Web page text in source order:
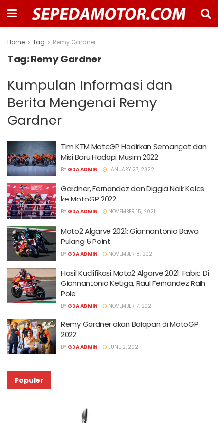
Home Tag Remy Gardner
Tag:Remy Gardner
Kumpulan Informasi dan
Berita Mengenai Remy
Gardner
Tim KTM MotoGP Hadirkan Semangat dan
Misi Baru Hadapi Musim 2022
BY GDA ADMIN JANUARY 27, 2022
Gardner, Fernandez dan Diggia Naik Kelas
ke MotoGP 2022
BY GDA ADMIN NOVEMBER 15, 2021
Moto2 Algarve 2021: Giannantonio Bawa
Pulang 5 Point
BY GDA ADMIN NOVEMBER 8, 2021
Hasil Kualifikasi Moto2 Algarve 2021: Fabio Di
Giannantonio Ketiga, Raul Fernandez Raih
Pole
BY GDA ADMIN NOVEMBER 7, 2021
Remy Gardner akan Balapan di MotoGP
2022
BY GDA ADMIN JUNE 2, 2021
Populer